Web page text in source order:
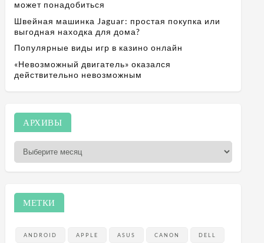
может понадобиться
Швейная машинка Jaguar: простая покупка или
выгодная находка для дома?
Популярные виды игр в казино онлайн
«Невозможный двигатель» оказался
действительно невозможным
АРХИВЫ
А
в
МЕТКИ
ANDROID APPLE ASUS CANON DELL